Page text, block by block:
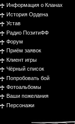
Информация о Кланах
История Ордена
Устав
Радио ПозитиФФ
Форум
Приём заявок
Клиент игры
Чёрный список
Попробовать бой
Фотоальбомы
Ваши пожелания
Персонажи